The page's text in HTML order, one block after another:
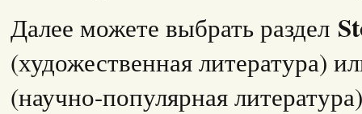
Далее можете выбрать раздел
(художественная литература)
(научно-популярная